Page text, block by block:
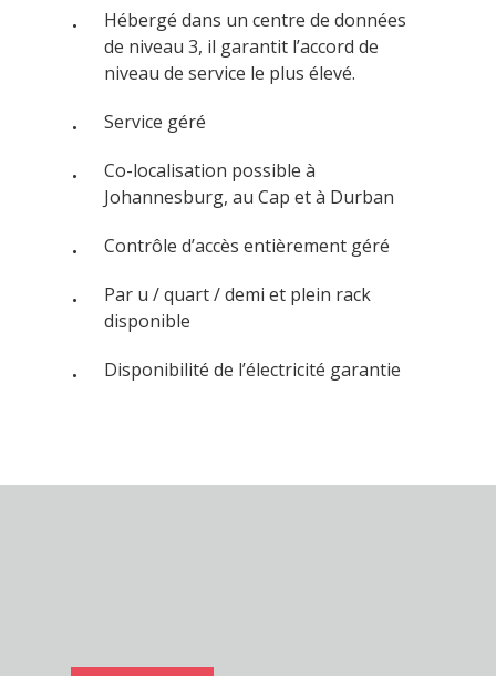
Hébergé dans un centre de données
de niveau 3, il garantit l’accord de
niveau de service le plus élevé.
Service géré
Co-localisation possible à
Johannesburg, au Cap et à Durban
Contrôle d’accès entièrement géré
Par u / quart / demi et plein rack
disponible
Disponibilité de l’électricité garantie